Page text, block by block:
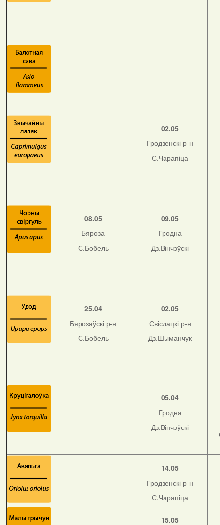
02.05
Гродзенскі р-н
С.Чарапіца
08.05
Бяроза
С.Бобель
09.05
Гродна
Дз.Вінчэўскі
25.04
Бярозаўскі р-н
С.Бобель
02.05
Свіслацкі р-н
Дз.Шыманчук
05.04
Гродна
Дз.Вінчэўскі
14.05
Гродзенскі р-н
С.Чарапіца
15.05